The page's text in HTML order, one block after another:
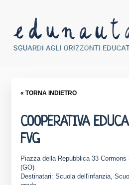
« TORNA INDIETRO
COOPERATIVA
FVG
Piazza della Repubblica 33
(GO)
Destinatari: Scuola dell'infanzia,